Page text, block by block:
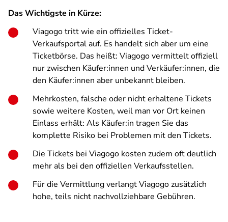
Das Wichtigste in Kürze:
Viagogo tritt wie ein offizielles Ticket-
Verkaufsportal auf. Es handelt sich aber um eine
Ticketbörse. Das heißt: Viagogo vermittelt offiziell
nur zwischen Käufer:innen und Verkäufer:innen, die
den Käufer:innen aber unbekannt bleiben.
Mehrkosten, falsche oder nicht erhaltene Tickets
sowie weitere Kosten, weil man vor Ort keinen
Einlass erhält: Als Käufer:in tragen Sie das
komplette Risiko bei Problemen mit den Tickets.
Die Tickets bei Viagogo kosten zudem oft deutlich
mehr als bei den offiziellen Verkaufsstellen.
Für die Vermittlung verlangt Viagogo zusätzlich
hohe, teils nicht nachvollziehbare Gebühren.